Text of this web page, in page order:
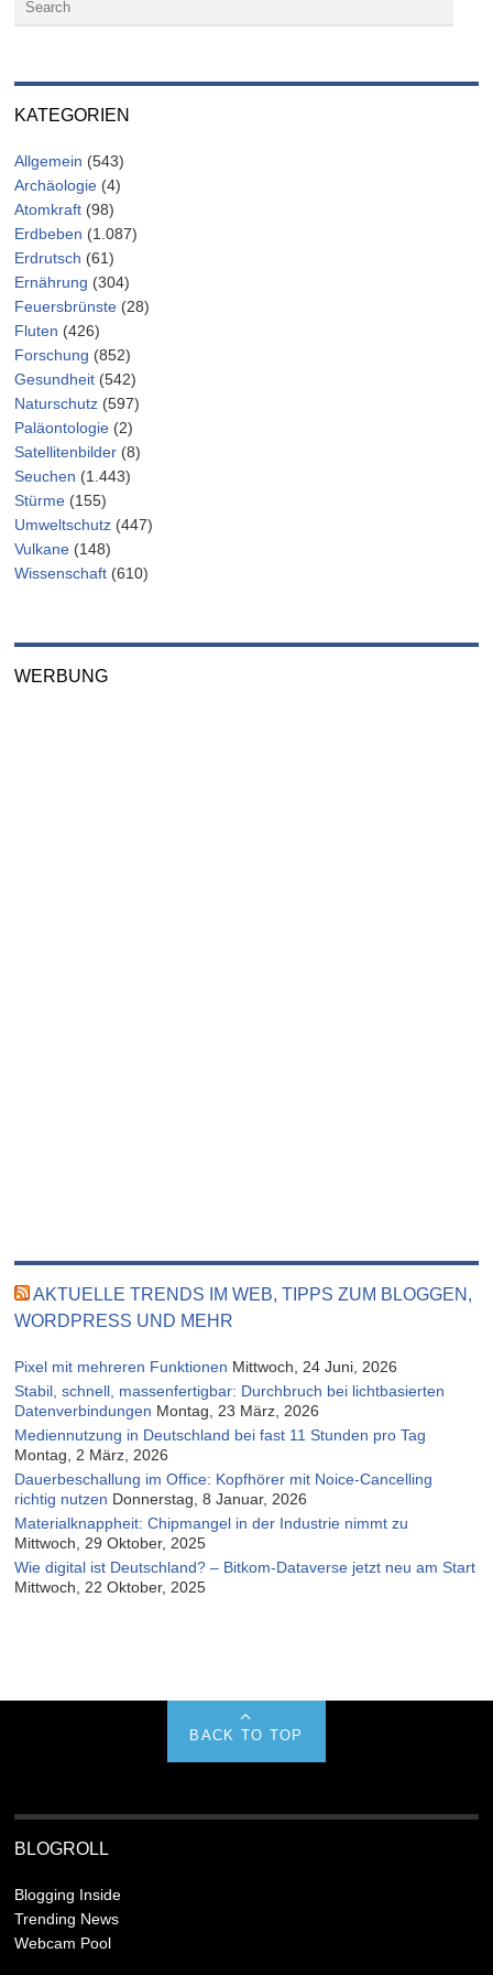
KATEGORIEN
Allgemein (543)
Archäologie (4)
Atomkraft (98)
Erdbeben (1.087)
Erdrutsch (61)
Ernährung (304)
Feuersbrünste (28)
Fluten (426)
Forschung (852)
Gesundheit (542)
Naturschutz (597)
Paläontologie (2)
Satellitenbilder (8)
Seuchen (1.443)
Stürme (155)
Umweltschutz (447)
Vulkane (148)
Wissenschaft (610)
WERBUNG
AKTUELLE TRENDS IM WEB, TIPPS ZUM BLOGGEN,
WORDPRESS UND MEHR
Pixel mit mehreren Funktionen Mittwoch, 24 Juni, 2026
Stabil, schnell, massenfertigbar: Durchbruch bei lichtbasierten
Datenverbindungen Montag, 23 März, 2026
Mediennutzung in Deutschland bei fast 11 Stunden pro Tag
Montag, 2 März, 2026
Dauerbeschallung im Office: Kopfhörer mit Noice-Cancelling
richtig nutzen Donnerstag, 8 Januar, 2026
Materialknappheit: Chipmangel in der Industrie nimmt zu
Mittwoch, 29 Oktober, 2025
Wie digital ist Deutschland? – Bitkom-Dataverse jetzt neu am Start
Mittwoch, 22 Oktober, 2025
BACK TO TOP
BLOGROLL
Blogging Inside
Trending News
Webcam Pool